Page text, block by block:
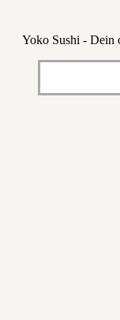
Yoko Sushi - Dein